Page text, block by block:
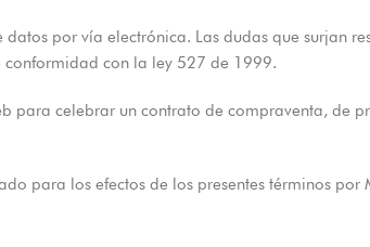
por vía electrónica. Las dudas que surjan
conformidad con la ley 527 de 1999.
para celebrar un contrato de compraventa, de
para los efectos de los presentes términos por